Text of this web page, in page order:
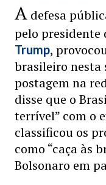
A defesa
pelo presidente
Trump,
brasileiro nesta
postagem na
disse que o
terrível” com o
classificou os
como “caça às
Bolsonaro em